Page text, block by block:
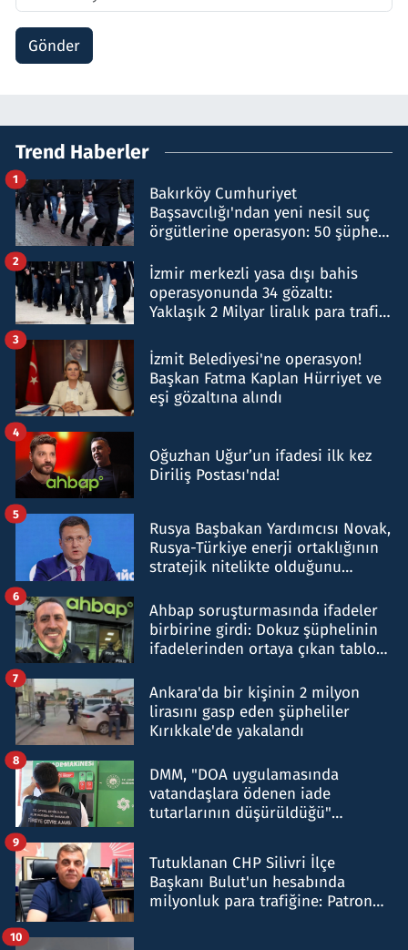
Gönder
Trend Haberler
Bakırköy Cumhuriyet
Başsavcılığı'ndan yeni nesil suç
örgütlerine operasyon: 50 şüpheli
1
İzmir merkezli yasa dışı bahis
operasyonunda 34 gözaltı:
Yaklaşık 2 Milyar liralık para trafiği
2
İzmit Belediyesi'ne operasyon!
Başkan Fatma Kaplan Hürriyet ve
eşi gözaltına alındı
3
Oğuzhan Uğur’un ifadesi ilk kez
Diriliş Postası'nda!
4
Rusya Başbakan Yardımcısı Novak,
Rusya-Türkiye enerji ortaklığının
stratejik nitelikte olduğunu
5
Ahbap soruşturmasında ifadeler
birbirine girdi: Dokuz şüphelinin
ifadelerinden ortaya çıkan tablo
6
Ankara'da bir kişinin 2 milyon
lirasını gasp eden şüpheliler
Kırıkkale'de yakalandı
7
DMM, "DOA uygulamasında
vatandaşlara ödenen iade
tutarlarının düşürüldüğü"
8
Tutuklanan CHP Silivri İlçe
Başkanı Bulut'un hesabında
milyonluk para trafiğine: Patron
9
10